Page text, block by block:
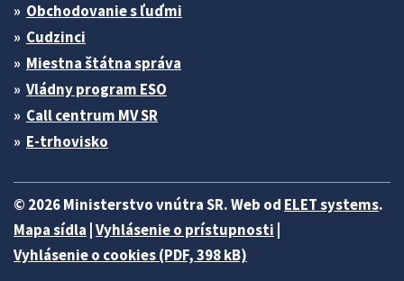
Obchodovanie s ľuďmi
Cudzinci
Miestna štátna správa
Vládny program ESO
Call centrum MV SR
E-trhovisko
© 2026 Ministerstvo vnútra SR. Web od ELET systems.
Mapa sídla Vyhlásenie o prístupnosti
Vyhlásenie o cookies (PDF, 398 kB)